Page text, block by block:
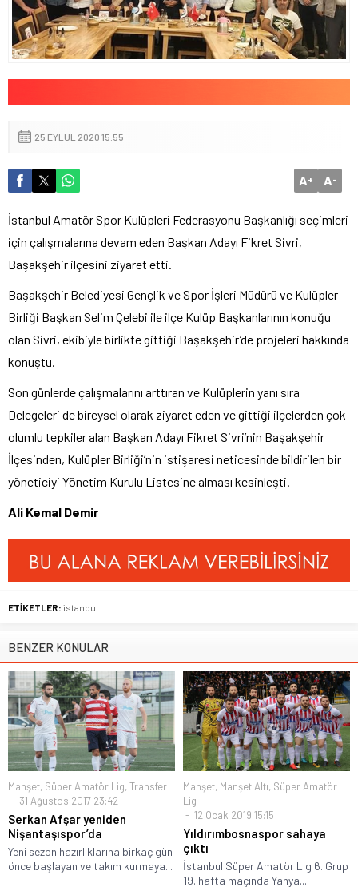
25 EYLÜL 2020 15:55
A+ A-
İstanbul Amatör Spor Kulüpleri Federasyonu Başkanlığı seçimleri
için çalışmalarına devam eden Başkan Adayı Fikret Sivri,
Başakşehir ilçesini ziyaret etti.
Başakşehir Belediyesi Gençlik ve Spor İşleri Müdürü ve Kulüpler
Birliği Başkan Selim Çelebi ile ilçe Kulüp Başkanlarının konuğu
olan Sivri, ekibiyle birlikte gittiği Başakşehir’de projeleri hakkında
konuştu.
Son günlerde çalışmalarını arttıran ve Kulüplerin yanı sıra
Delegeleri de bireysel olarak ziyaret eden ve gittiği ilçelerden çok
olumlu tepkiler alan Başkan Adayı Fikret Sivri’nin Başakşehir
İlçesinden, Kulüpler Birliği’nin istişaresi neticesinde bildirilen bir
yöneticiyi Yönetim Kurulu Listesine alması kesinleşti.
Ali Kemal Demir
ETİKETLER: istanbul
BENZER KONULAR
Manşet, Süper Amatör Lig, Transfer
31 Ağustos 2017 23:42
Serkan Afşar yeniden
Nişantaşıspor’da
Yeni sezon hazırlıklarına birkaç gün
önce başlayan ve takım kurmaya...
Manşet, Manşet Altı, Süper Amatör
Lig
12 Ocak 2019 15:15
Yıldırımbosnaspor sahaya
çıktı
İstanbul Süper Amatör Lig 6. Grup
19. hafta maçında Yahya...